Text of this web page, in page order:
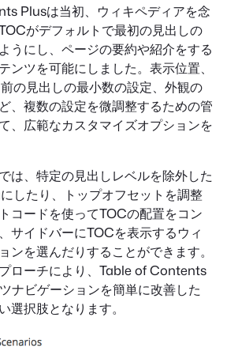
Plusは当初、ウィキペディアを念
がデフォルトで最初の見出しの
うにし、ページの要約や紹介をする
ンツを可能にしました。表示位置、
の見出しの最小数の設定、外観の
、複数の設定を微調整するための管
、広範なカスタマイズオプションを
は、特定の見出しレベルを除外した
したり、トップオフセットを調整
コードを使ってTOCの配置をコン
サイドバーにTOCを表示するウィ
ンを選んだりすることができます。
ローチにより、Table of Contents
ナビゲーションを簡単に改善した
選択肢となります。